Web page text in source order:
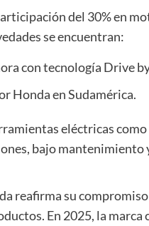
del 30% en
se encuentran:
con tecnología Drive
Honda en Sudamérica.
eléctricas
bajo mantenimiento
reafirma su
En 2025, la